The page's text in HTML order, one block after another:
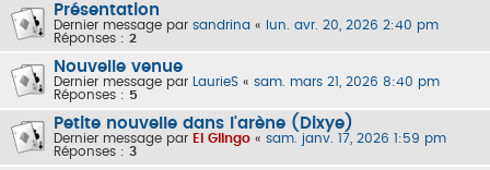
Présentation
Dernier message par sandrina «
lun. avr. 20, 2026 2:40 pm
Réponses : 2
Nouvelle venue
Dernier message par LaurieS « sam. mars 21, 2026 8:40 pm
Réponses : 5
Petite nouvelle dans l'arène (Dixye)
Dernier message par El Glingo « sam. janv. 17, 2026 1:59 pm
Réponses : 3